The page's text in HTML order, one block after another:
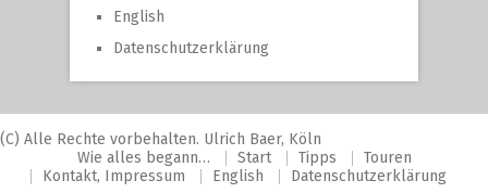
English
Datenschutzerklärung
(C) Alle Rechte vorbehalten. Ulrich Baer, Köln
Wie alles begann…
Start Tipps
Touren
Kontakt, Impressum
English Datenschutzerklärung